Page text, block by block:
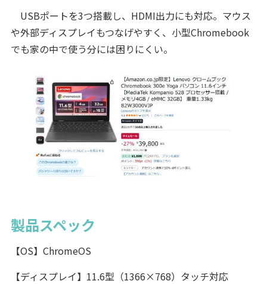
USBポートを3つ搭載し、HDMI出力にも対応。マウス
や外部ディスプレイもつなげやすく、小型Chromebook
でも家の中で使う分には困りにくい。
製品スペック
【OS】ChromeOS
【ディスプレイ】11.6型（1366×768）タッチ対応